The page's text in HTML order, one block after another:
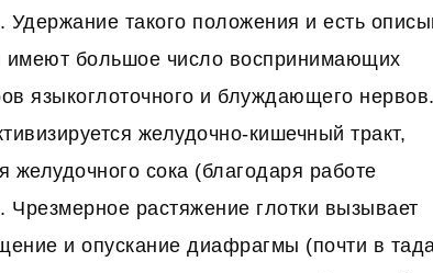
Удержание такого положения и есть
имеют большое число воспринимающих
языкоглоточного и блуждающего
желудочно-кишечный тракт,
желудочного сока (благодаря работе
растяжение глотки вызывает
и опускание диафрагмы (почти в